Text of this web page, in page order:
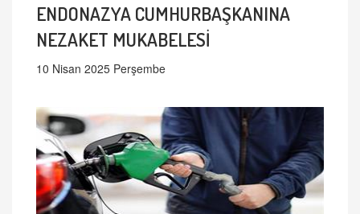
ENDONAZYA CUMHURBAŞKANINA
NEZAKET MUKABELESİ
10 Nisan 2025 Perşembe